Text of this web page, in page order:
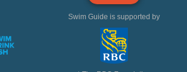
Swim Guide is supported by